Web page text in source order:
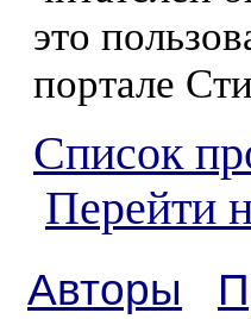
это
портале
Список
Перейти
Авторы